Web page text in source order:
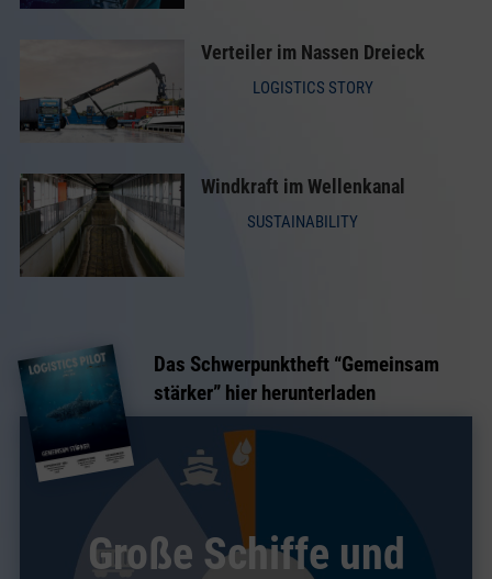
Verteiler im Nassen Dreieck
LOGISTICS STORY
Windkraft im Wellenkanal
SUSTAINABILITY
Das Schwerpunktheft “Gemeinsam
stärker” hier herunterladen
Große Schiffe und